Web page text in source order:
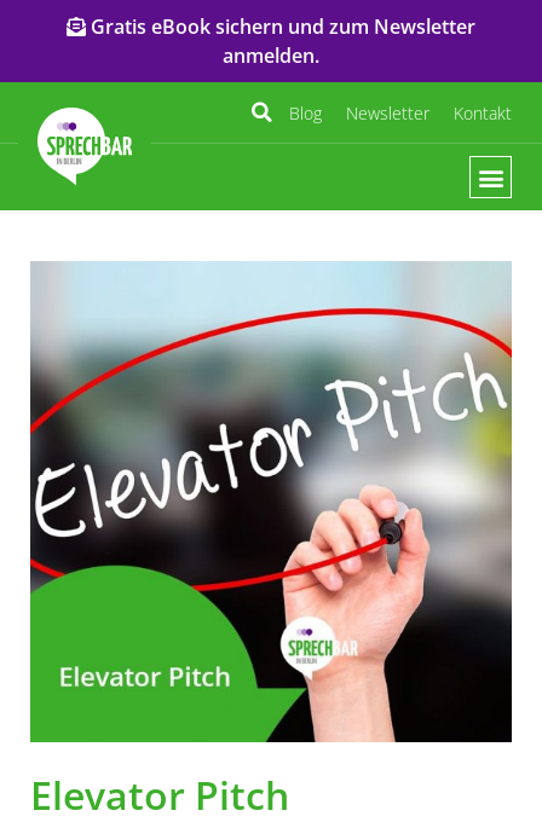
Gratis eBook sichern und zum Newsletter
anmelden.
Blog Newsletter Kontakt
Elevator Pitch